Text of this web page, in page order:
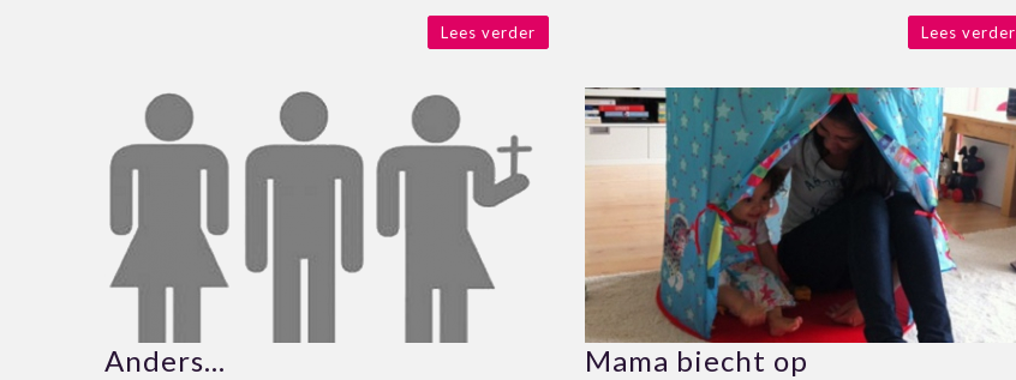
Lees verder Lees verder
Anders… Mama biecht op